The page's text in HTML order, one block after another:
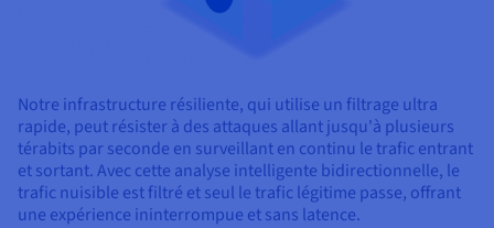
Notre infrastructure résiliente, qui utilise un filtrage ultra
rapide, peut résister à des attaques allant jusqu'à plusieurs
térabits par seconde en surveillant en continu le trafic entrant
et sortant. Avec cette analyse intelligente bidirectionnelle, le
trafic nuisible est filtré et seul le trafic légitime passe, offrant
une expérience ininterrompue et sans latence.